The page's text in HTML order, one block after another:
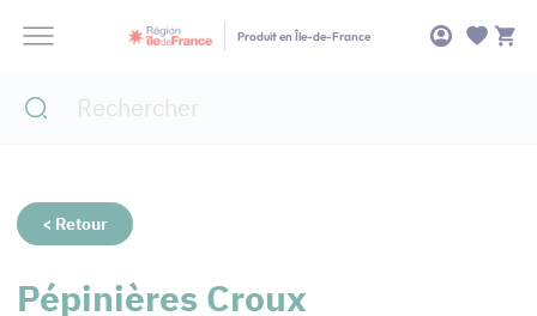
Produit en Île-de-France
< Retour
Pépinières Croux